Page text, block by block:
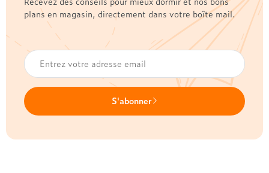
plans en magasin, directement dans votre boîte mail.
S'abonner